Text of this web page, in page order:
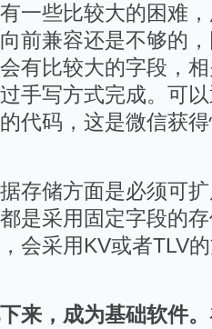
一些比较大的困难
前兼容还是不够的
有比较大的字段，
手写方式完成。可
代码，这是微信获
存储方面是必须可
是采用固定字段的
会采用KV或者TLV
来，成为基础软件。